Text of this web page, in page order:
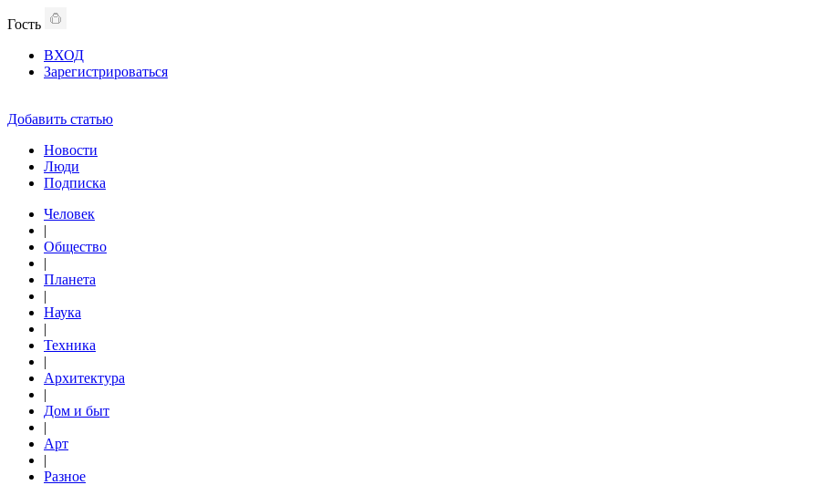
Гость
ВХОД
Зарегистрироваться
Добавить статью
Новости
Люди
Подписка
Человек
|
Общество
|
Планета
|
Наука
|
Техника
|
Архитектура
|
Дом и быт
|
Арт
|
Разное